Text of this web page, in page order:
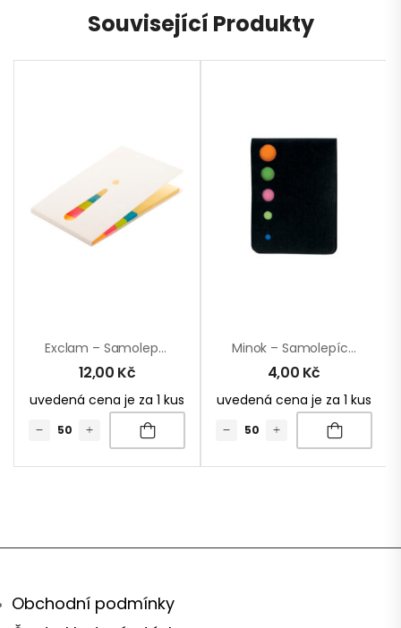
Související Produkty
Exclam – Samolepící Lístky
12,00 Kč
uvedená cena je za 1 kus
Minok – Samolepící Lístky
4,00 Kč
uvedená cena je za 1 kus
Obchodní podmínky